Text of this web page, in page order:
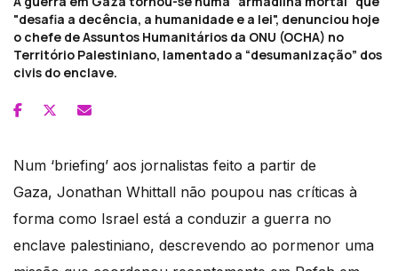
"desafia a decência, a humanidade e a lei", denunciou hoje
o chefe de Assuntos Humanitários da ONU (OCHA) no
Território Palestiniano, lamentado a “desumanização” dos
civis do enclave.
Num ‘briefing’ aos jornalistas feito a partir de
Gaza, Jonathan Whittall não poupou nas críticas à
forma como Israel está a conduzir a guerra no
enclave palestiniano, descrevendo ao pormenor uma